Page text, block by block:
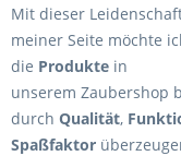
Mit dieser
meiner Seite möchte
die Produkte in
unserem Zaubershop
durch Qualität,
Spaßfaktor